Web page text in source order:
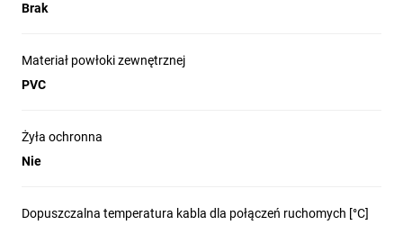
Brak
Materiał powłoki zewnętrznej
PVC
Żyła ochronna
Nie
Dopuszczalna temperatura kabla dla połączeń ruchomych [°C]